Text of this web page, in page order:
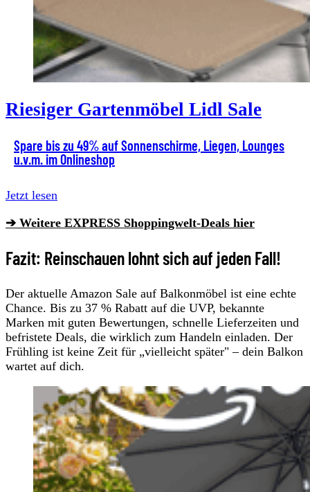
Riesiger Gartenmöbel Lidl Sale
Spare bis zu 49% auf Sonnenschirme, Liegen, Lounges
u.v.m. im Onlineshop
Jetzt lesen
➔ Weitere EXPRESS Shoppingwelt-Deals hier
Fazit: Reinschauen lohnt sich auf jeden Fall!
Der aktuelle Amazon Sale auf Balkonmöbel ist eine echte
Chance. Bis zu 37 % Rabatt auf die UVP, bekannte
Marken mit guten Bewertungen, schnelle Lieferzeiten und
befristete Deals, die wirklich zum Handeln einladen. Der
Frühling ist keine Zeit für „vielleicht später" – dein Balkon
wartet auf dich.